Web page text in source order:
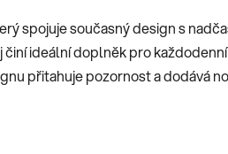
spojuje současný design s
ideální doplněk pro
přitahuje pozornost a dodává